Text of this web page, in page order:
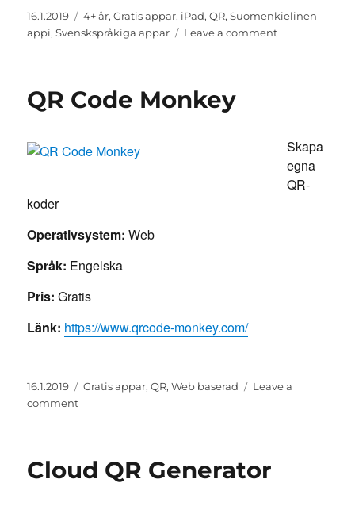
Posted
on
16.1.2019 Categories
4+ år,Gratis appar, iPad,QR,Suomenkielinen
appi,Svenskspråkiga appar Leave a commenton
QR Code Monkey
Skapa
egna
QR-
koder
Operativsystem: Web
Språk: Engelska
Pris: Gratis
Länk: https://www.qrcode-monkey.com/
Posted
on
16.1.2019 Categories
Gratis appar,QR,Web baserad
Leave a
commenton
Cloud QR Generator